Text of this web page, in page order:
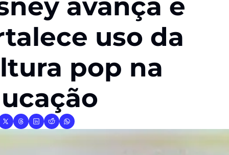
avança e
uso da
pop na